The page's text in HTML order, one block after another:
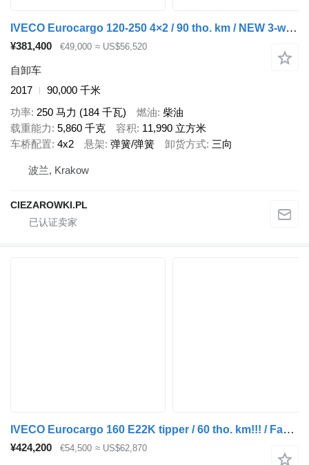
IVECO Eurocargo 120-250 4×2 / 90 tho. km / NEW 3-way tipper
¥381,400 €49,000 ≈ US$56,520
自卸车
2017
90,000 千米
功率 250 马力 (184 千瓦) 燃油 柴油
载重能力 5,860 千克 容积 11,990 立方米
车桥配置 4x2 悬架 弹簧/弹簧 卸货方式 三向
波兰, Krakow
CIEZAROWKI.PL
IVECO Eurocargo 160 E22K tipper / 60 tho. km!!! / Fassi F95A.21 crane
¥424,200 €54,500 ≈ US$62,870